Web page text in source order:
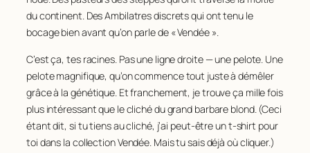
du continent. Des Ambilatres discrets qui ont tenu le
bocage bien avant qu’on parle de « Vendée ».
C’est ça, tes racines. Pas une ligne droite — une pelote. Une
pelote magnifique, qu’on commence tout juste à démêler
grâce à la génétique. Et franchement, je trouve ça mille fois
plus intéressant que le cliché du grand barbare blond. (Ceci
étant dit, si tu tiens au cliché, j’ai peut-être un t-shirt pour
toi dans la collection Vendée. Mais tu sais déjà où cliquer.)